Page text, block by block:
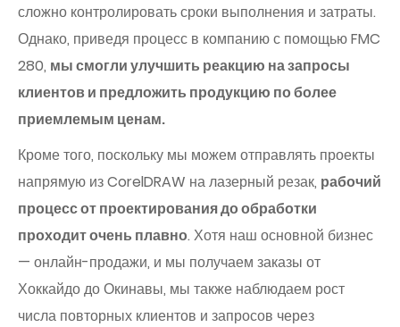
сложно контролировать сроки выполнения и затраты.
Однако, приведя процесс в компанию с помощью FMC
280, мы смогли улучшить реакцию на запросы
клиентов и предложить продукцию по более
приемлемым ценам.
Кроме того, поскольку мы можем отправлять проекты
напрямую из CorelDRAW на лазерный резак, рабочий
процесс от проектирования до обработки
проходит очень плавно. Хотя наш основной бизнес
— онлайн-продажи, и мы получаем заказы от
Хоккайдо до Окинавы, мы также наблюдаем рост
числа повторных клиентов и запросов через